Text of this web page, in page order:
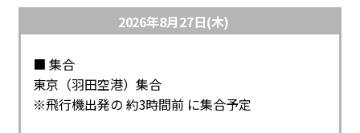
2026年8月27日(木)
■ 集合
東京（羽田空港）集合
※飛行機出発の 約3時間前 に集合予定